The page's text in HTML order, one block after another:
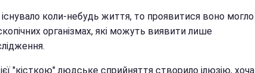
коли-небудь життя, то проявитися воно могло
організмах, які можуть виявити лише
"кісткою" людське сприйняття створило ілюзію, хоча